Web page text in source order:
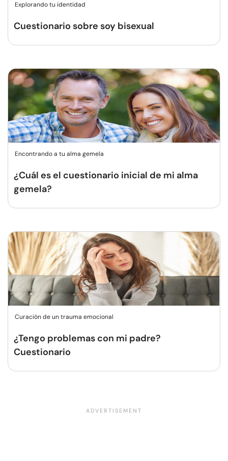
Explorando tu identidad
Cuestionario sobre soy bisexual
Encontrando a tu alma gemela
¿Cuál es el cuestionario inicial de mi alma
gemela?
Curación de un trauma emocional
¿Tengo problemas con mi padre?
Cuestionario